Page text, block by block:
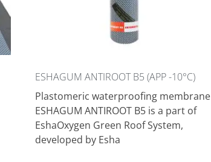
ESHAGUM ANTIROOT B5 (APP -10°C)
Plastomeric waterproofing membrane
ESHAGUM ANTIROOT B5 is a part of
EshaOxygen Green Roof System,
developed by Esha